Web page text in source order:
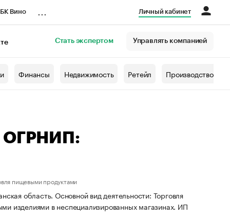
Вино Личный кабинет
Стать экспертом Управлять компанией
Финансы Недвижимость Ретейл Производство
ОГРНИП:
пищевыми продуктами
область. Основной вид деятельности: Торговля
изделиями в неспециализированных магазинах. ИП